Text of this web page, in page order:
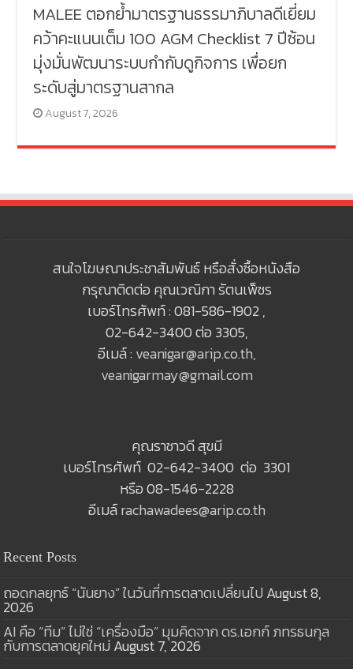
MALEE ตอกย้ำมาตรฐานธรรมาภิบาลดีเยี่ยม
คว้าคะแนนเต็ม 100 AGM Checklist 7 ปีซ้อน
มุ่งมั่นพัฒนาระบบกำกับดูกิจการ เพื่อยก
ระดับสู่มาตรฐานสากล
August 7, 2026
สนใจโฆษณาประชาสัมพันธ์ หรือสั่งซื้อหนังสือ
กรุณาติดต่อ คุณเวณิกา รัตนเพ็ชร
เบอร์โทรศัพท์ : 081-586-1902 ,
02-642-3400 ต่อ 3305,
อีเมล์ : veanigar@arip.co.th,
veanigarmay@gmail.com
คุณราชาวดี สุขมี
เบอร์โทรศัพท์ 02-642-3400 ต่อ 3301
หรือ 08-1546-2228
อีเมล์rachawadees@arip.co.th
Recent Posts
ถอดกลยุทธ์ “นันยาง” ในวันที่การตลาดเปลี่ยนไป August 8,
2026
AI คือ “ทีม” ไม่ใช่ “เครื่องมือ” มุมคิดจาก ดร.เอกก์ ภทรธนกุล
กับการตลาดยุคใหม่ August 7, 2026